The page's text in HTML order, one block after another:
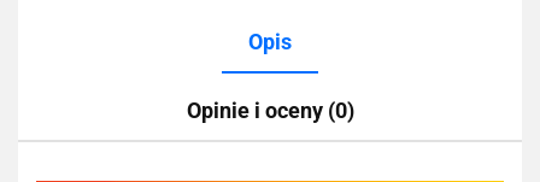
Opis
Opinie i oceny (0)